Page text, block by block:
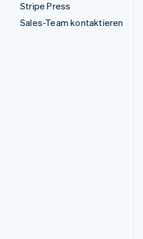
Stripe Press
Sales-Team kontaktieren